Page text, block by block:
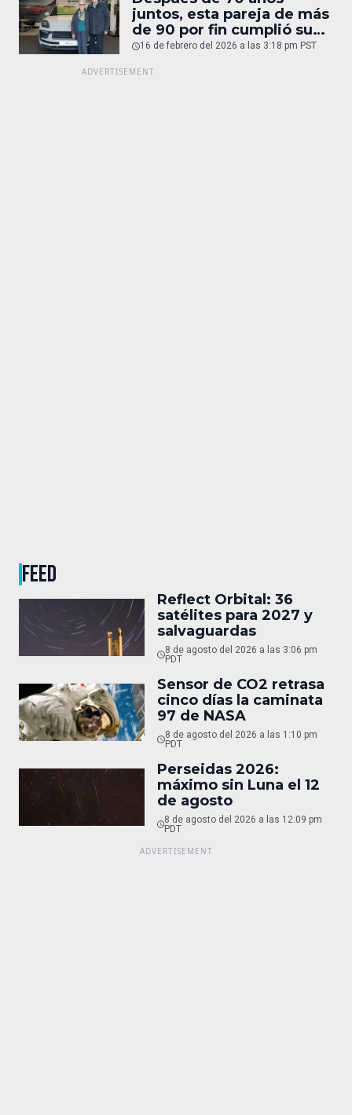
juntos, esta pareja de más
de 90 por fin cumplió su
sueño: un Porsche
16 de febrero del 2026 a las 3:18 pm PST
FEED
Reflect Orbital: 36
satélites para 2027 y
salvaguardas
8 de agosto del 2026 a las 3:06 pm
PDT
Sensor de CO2 retrasa
cinco días la caminata
97 de NASA
8 de agosto del 2026 a las 1:10 pm
PDT
Perseidas 2026:
máximo sin Luna el 12
de agosto
8 de agosto del 2026 a las 12:09 pm
PDT